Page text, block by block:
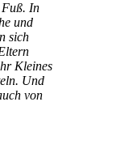
Fuß. In
und
sich
Kleines
Und
von